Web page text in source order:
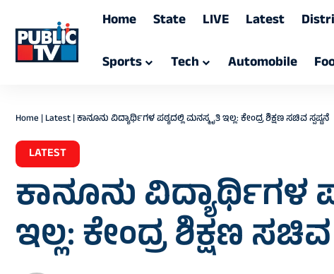
Home State LIVE Latest
Sports
Tech Automobile
Home |Latest|ಕಾನೂನು ವಿದ್ಯಾರ್ಥಿಗಳ ಪಠ್ಯದಲ್ಲಿ ಮನಸ್ಮೃತಿ ಇಲ್ಲ: ಕೇಂದ್ರ ಶಿಕ್ಷಣ ಸಚಿವ ಸ್ಪಷ್ಟನೆ
LATEST
ಕಾನೂನು ವಿದ್ಯಾರ್ಥಿಗಳ
ಇಲ್ಲ: ಕೇಂದ್ರ ಶಿಕ್ಷಣ ಸಚಿವ